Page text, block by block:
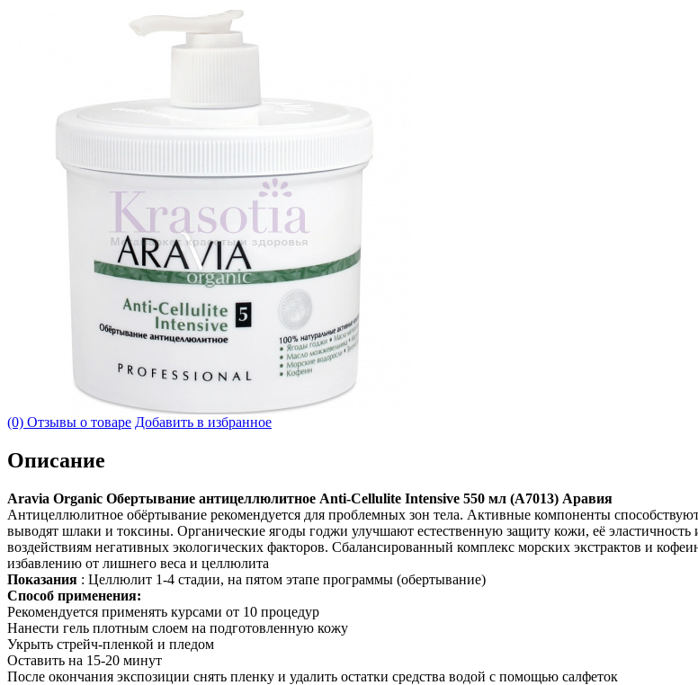
(0) Отзывы о товаре Добавить в избранное
Описание
Aravia Organic Обертывание антицеллюлитное Anti-Cellulite Intensive 550 мл (А7013) Аравия
Антицеллюлитное обёртывание рекомендуется для проблемных зон тела. Активные компоненты
выводят шлаки и токсины. Органические ягоды годжи улучшают естественную защиту кожи, её
воздействиям негативных экологических факторов. Сбалансированный комплекс морских экстрактов и
избавлению от лишнего веса и целлюлита
Показания : Целлюлит 1-4 стадии, на пятом этапе программы (обертывание)
Способ применения:
Рекомендуется применять курсами от 10 процедур
Нанести гель плотным слоем на подготовленную кожу
Укрыть стрейч-пленкой и пледом
Оставить на 15-20 минут
После окончания экспозиции снять пленку и удалить остатки средства водой с помощью салфеток